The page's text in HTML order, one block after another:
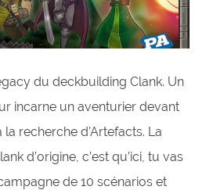
du deckbuilding Clank. Un
incarne un aventurier devant
recherche d’Artefacts. La
d’origine, c’est qu’ici, tu vas
de 10 scénarios et